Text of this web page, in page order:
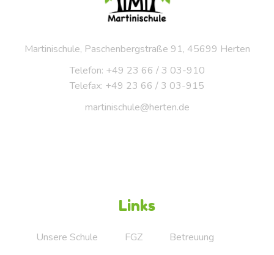
Martinischule, Paschenbergstraße 91, 45699 Herten
Telefon: +49 23 66 / 3 03-910
Telefax: +49 23 66 / 3 03-915
martinischule@herten.de
Links
Unsere Schule FGZ
Betreuung